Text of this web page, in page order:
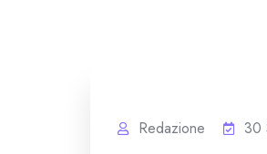
Redazione 30